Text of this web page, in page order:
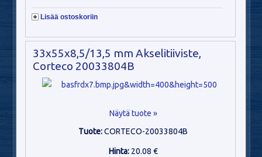
Lisää ostoskoriin
33x55x8,5/13,5 mm Akselitiiviste,
Corteco 20033804B
Näytä tuote »
Tuote:CORTECO-20033804B
Hinta: 20.08 €